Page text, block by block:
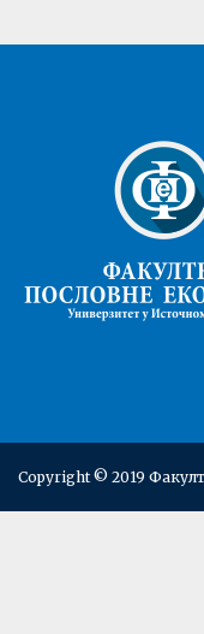
Copyright © 2019